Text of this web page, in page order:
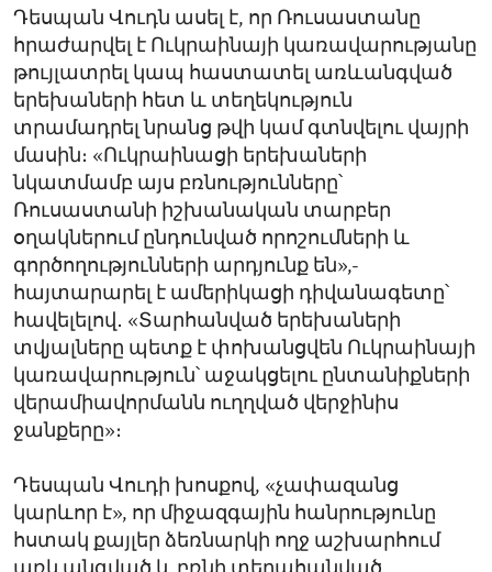
Դեսպան Վուդն ասել է, որ Ռուսաստանը
հրաժարվել է Ուկրաինայի կառավարությանը
թույլատրել կապ հաստատել առևանգված
երեխաների հետ և տեղեկություն
տրամադրել նրանց թվի կամ գտնվելու վայրի
մասին։ «Ուկրաինացի երեխաների
նկատմամբ այս բռնությունները՝
Ռուսաստանի իշխանական տարբեր
օղակներում ընդունված որոշումների և
գործողությունների արդյունք են»,-
հայտարարել է ամերիկացի դիվանագետը՝
հավելելով․ «Տարհանված երեխաների
տվյալները պետք է փոխանցվեն Ուկրաինայի
կառավարություն՝ աջակցելու ընտանիքների
վերամիավորմանն ուղղված վերջինիս
ջանքերը»։
Դեսպան Վուդի խոսքով, «չափազանց
կարևոր է», որ միջազգային հանրությունը
հստակ քայլեր ձեռնարկի ողջ աշխարհում